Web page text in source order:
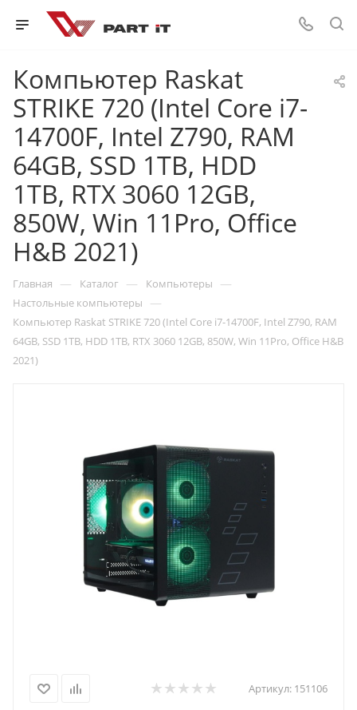
Компьютер Raskat
STRIKE 720 (Intel Core i7-
14700F, Intel Z790, RAM
64GB, SSD 1TB, HDD
1TB, RTX 3060 12GB,
850W, Win 11Pro, Office
H&B 2021)
Главная — Каталог — Компьютеры —
Настольные компьютеры —
Компьютер Raskat STRIKE 720 (Intel Core i7-14700F, Intel Z790, RAM
64GB, SSD 1TB, HDD 1TB, RTX 3060 12GB, 850W, Win 11Pro, Office H&B
2021)
Артикул: 151106